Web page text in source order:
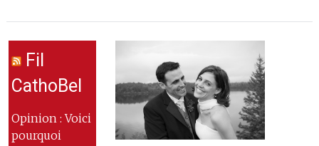
Fil
CathoBel
Opinion : Voici
pourquoi